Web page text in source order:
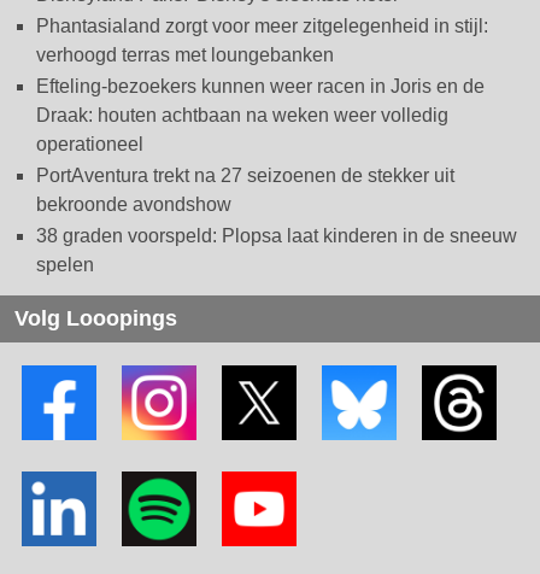
Phantasialand zorgt voor meer zitgelegenheid in stijl:
verhoogd terras met loungebanken
Efteling-bezoekers kunnen weer racen in Joris en de
Draak: houten achtbaan na weken weer volledig
operationeel
PortAventura trekt na 27 seizoenen de stekker uit
bekroonde avondshow
38 graden voorspeld: Plopsa laat kinderen in de sneeuw
spelen
Volg Looopings